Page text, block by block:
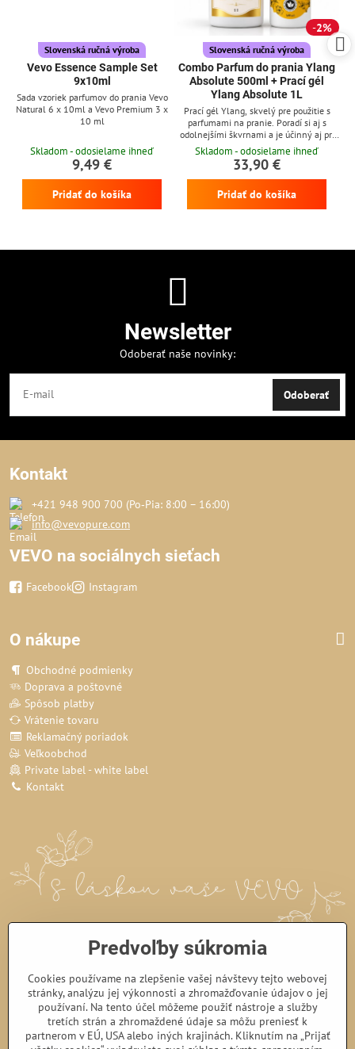
Slovenská ručná výroba
Vevo Essence Sample Set
9x10ml
Sada vzoriek parfumov do prania Vevo
Natural 6 x 10ml a Vevo Premium 3 x
10 ml
Skladom - odosielame ihneď
9,49 €
Pridať do košíka
2%
Slovenská ručná výroba
Combo Parfum do prania Ylang
Absolute 500ml + Prací gél
Ylang Absolute 1L
Prací gél Ylang, skvelý pre použitie s
parfumami na pranie. Poradí si aj s
odolnejšími škvrnami a je účinný aj pri
nízkych teplotách
Skladom - odosielame ihneď
33,90 €
Pridať do košíka
Newsletter
Odoberať naše novinky:
Odoberať
Kontakt
+421 948 900 700 (Po‑Pia: 8:00 – 16:00)
info@vevopure.com
VEVO na sociálnych sieťach
Facebook Instagram
O nákupe
Obchodné podmienky
Doprava a poštovné
Spôsob platby
Vrátenie tovaru
Reklamačný poriadok
Veľkoobchod
Private label - white label
Kontakt
Predvoľby súkromia
Cookies používame na zlepšenie vašej návštevy tejto webovej
stránky, analýzu jej výkonnosti a zhromažďovanie údajov o jej
používaní. Na tento účel môžeme použiť nástroje a služby
tretích strán a zhromaždené údaje sa môžu preniesť k
partnerom v EÚ, USA alebo iných krajinách. Kliknutím na „Prijať